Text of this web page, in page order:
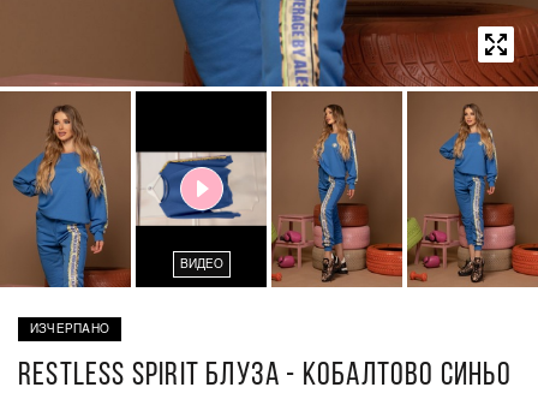
ВИДЕО
ИЗЧЕРПАНО
RESTLESS SPIRIT БЛУЗА - КОБАЛТОВО СИНЬО